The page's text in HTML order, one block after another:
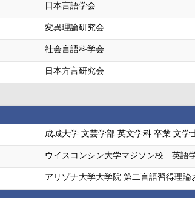
日本言語学会
変異理論研究会
社会言語科学会
日本方言研究会
成城大学 文芸学部 英文学科 卒業 文学
ウイスコンシン大学マジソン校 英語
アリゾナ大学大学院 第二言語習得理